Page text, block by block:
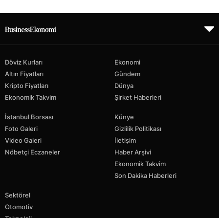
Döviz Kurları
Altın Fiyatları
Kripto Fiyatları
Ekonomik Takvim
Ekonomi
Gündem
Dünya
Şirket Haberleri
İstanbul Borsası
Foto Galeri
Video Galeri
Nöbetçi Eczaneler
Künye
Gizlilik Politikası
İletişim
Haber Arşivi
Ekonomik Takvim
Son Dakika Haberleri
Sektörel
Otomotiv